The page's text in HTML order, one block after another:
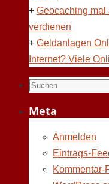
+ Geocaching mal
verdienen
+ Geldanlagen
Internet? Viele
Suchen
Meta
Anmelden
Eintrags-
Kommentar-